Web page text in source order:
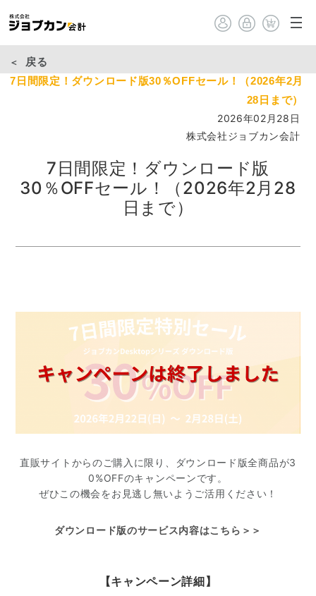
戻る
7日間限定！ダウンロード版30％OFFセール！（2026年2月
28日まで）
2026年02月28日
株式会社ジョブカン会計
7日間限定！ダウンロード版
30％OFFセール！（2026年2月28
日まで）
直販サイトからのご購入に限り、ダウンロード版全商品が3
0%OFFのキャンペーンです。
ぜひこの機会をお見逃し無いようご活用ください！
ダウンロード版のサービス内容はこちら＞＞
【キャンペーン詳細】